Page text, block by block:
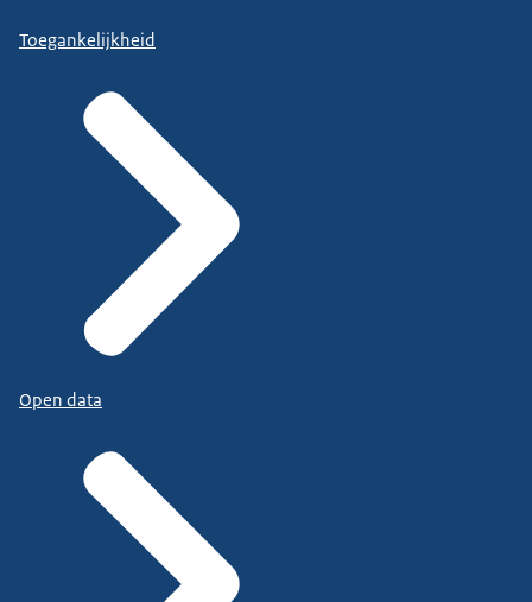
Toegankelijkheid
Open data